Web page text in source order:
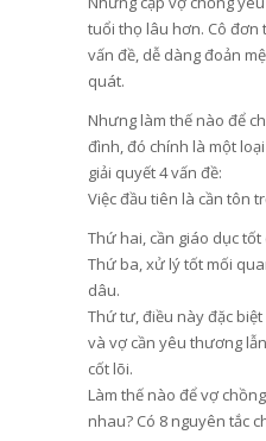
tuổi thọ lâu hơn. Cô đơn
vấn đề, dễ dàng đoản
quát.
Nhưng làm thế nào để
đình, đó chính là một
giải quyết 4 vấn đề:
Việc đầu tiên là cần tôn
Thứ hai, cần giáo dục tốt
Thứ ba, xử lý tốt mối
dâu.
Thứ tư, điều này đặc
và vợ cần yêu thương
cốt lõi.
Làm thế nào để vợ
nhau? Có 8 nguyên tắc